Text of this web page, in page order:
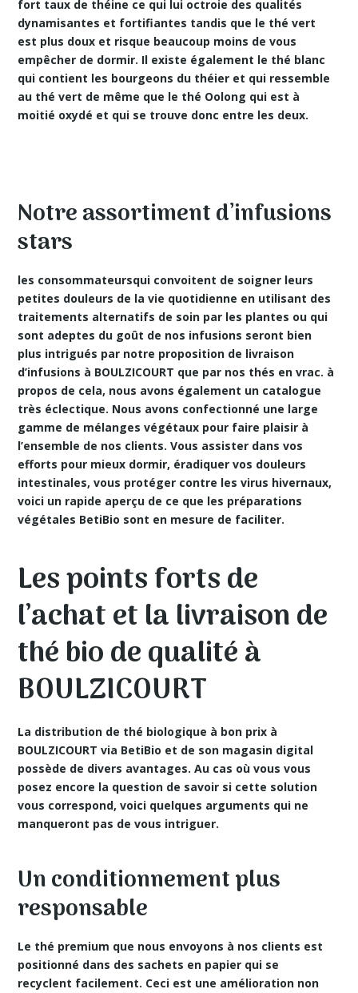
fort taux de théine ce qui lui octroie des qualités
dynamisantes et fortifiantes tandis que le thé vert
est plus doux et risque beaucoup moins de vous
empêcher de dormir. Il existe également le thé blanc
qui contient les bourgeons du théier et qui ressemble
au thé vert de même que le thé Oolong qui est à
moitié oxydé et qui se trouve donc entre les deux.
Notre assortiment d’infusions
stars
les consommateursqui convoitent de soigner leurs
petites douleurs de la vie quotidienne en utilisant des
traitements alternatifs de soin par les plantes ou qui
sont adeptes du goût de nos infusions seront bien
plus intrigués par notre proposition de livraison
d’infusions à BOULZICOURT que par nos thés en vrac. à
propos de cela, nous avons également un catalogue
très éclectique. Nous avons confectionné une large
gamme de mélanges végétaux pour faire plaisir à
l’ensemble de nos clients. Vous assister dans vos
efforts pour mieux dormir, éradiquer vos douleurs
intestinales, vous protéger contre les virus hivernaux,
voici un rapide aperçu de ce que les préparations
végétales BetiBio sont en mesure de faciliter.
Les points forts de
l’achat et la livraison de
thé bio de qualité à
BOULZICOURT
La distribution de thé biologique à bon prix à
BOULZICOURT via BetiBio et de son magasin digital
possède de divers avantages. Au cas où vous vous
posez encore la question de savoir si cette solution
vous correspond, voici quelques arguments qui ne
manqueront pas de vous intriguer.
Un conditionnement plus
responsable
Le thé premium que nous envoyons à nos clients est
positionné dans des sachets en papier qui se
recyclent facilement. Ceci est une amélioration non